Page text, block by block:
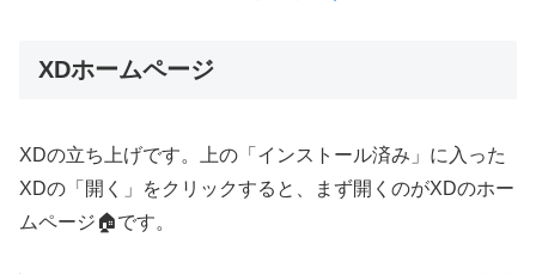
XDホームページ
XDの立ち上げです。上の「インストール済み」に入った
XDの「開く」をクリックすると、まず開くのがXDのホー
ムページ🏠です。